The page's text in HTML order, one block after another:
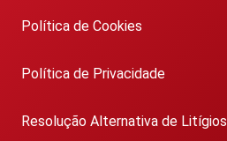
Política de Cookies
Política de Privacidade
Resolução Alternativa de Litígios